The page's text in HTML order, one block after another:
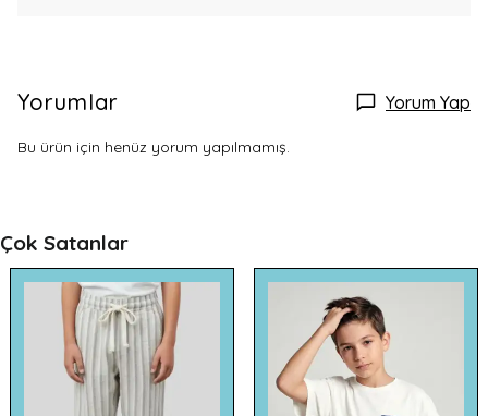
Yorumlar Yorum Yap
Bu ürün için henüz yorum yapılmamış.
Çok Satanlar